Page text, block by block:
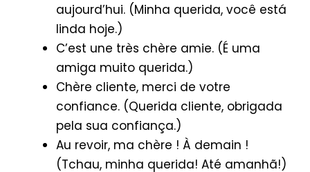
aujourd’hui. (Minha querida, você está
linda hoje.)
C’est une très chère amie. (É uma
amiga muito querida.)
Chère cliente, merci de votre
confiance. (Querida cliente, obrigada
pela sua confiança.)
Au revoir, ma chère ! À demain !
(Tchau, minha querida! Até amanhã!)